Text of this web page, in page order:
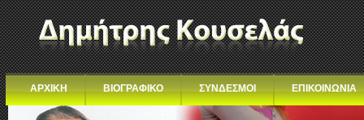
ΑΡΧΙΚΗ ΒΙΟΓΡΑΦΙΚΟ ΣΥΝΔΕΣΜΟΙ ΕΠΙΚΟΙΝΩΝΙΑ